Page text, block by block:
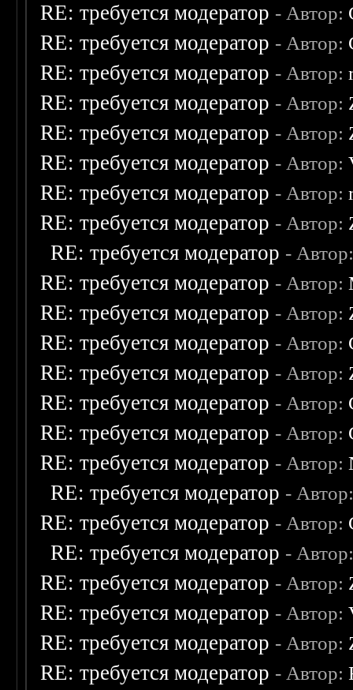
RE: требуется модератор - Автор:
RE: требуется модератор - Автор:
RE: требуется модератор - Автор:
RE: требуется модератор - Автор:
RE: требуется модератор - Автор:
RE: требуется модератор - Автор:
RE: требуется модератор - Автор:
RE: требуется модератор - Автор:
RE: требуется модератор -
RE: требуется модератор - Автор:
RE: требуется модератор - Автор:
RE: требуется модератор - Автор:
RE: требуется модератор - Автор:
RE: требуется модератор - Автор:
RE: требуется модератор - Автор:
RE: требуется модератор - Автор:
RE: требуется модератор -
RE: требуется модератор - Автор:
RE: требуется модератор -
RE: требуется модератор - Автор:
RE: требуется модератор - Автор:
RE: требуется модератор - Автор:
RE: требуется модератор - Автор: